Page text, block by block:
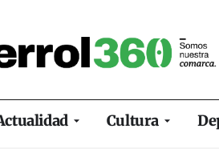
Cultura